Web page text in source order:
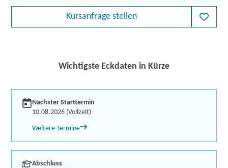
Kursanfrage stellen
Wichtigste Eckdaten in Kürze
Nächster Starttermin
10.08.2026 (Vollzeit)
Weitere Termine
Abschluss